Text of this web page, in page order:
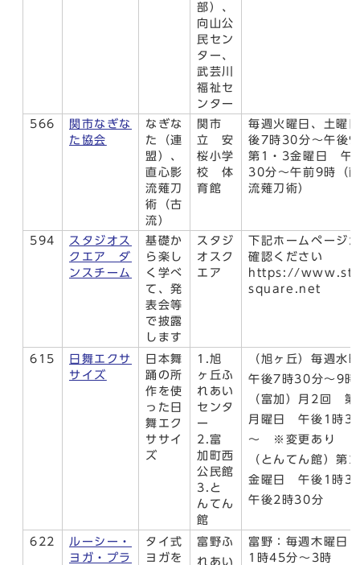
部）、
向山公
民セン
ター、
武芸川
福祉セ
ンター
566
関市なぎな
た協会
なぎな
た（連
盟）、
直心影
流薙刀
術（古
流）
関市
立 安
桜小学
校 体
育館
毎週火曜日、土曜
後7時30分～午後9
第1・3金曜日 午
30分～午前9時（
流薙刀術）
594
スタジオス
クエア ダ
ンスチーム
基礎か
ら楽し
く学べ
て、発
表会等
で披露
します
スタジ
オスク
エア
下記ホームページ
確認ください
https://
square.net
615
日舞エクサ
サイズ
日本舞
踊の所
作を使
った日
舞エク
ササイ
ズ
1.旭
ヶ丘ふ
れあい
センタ
ー
2.富
加町西
公民館
3.と
んてん
館
（旭ヶ丘）毎週
午後7時30分～9時
（富加）月2回
月曜日 午後1時
～ ※変更あり
（とんてん館）第
金曜日 午後1時
午後2時30分
622
ルーシー・
ヨガ・プラ
タイ式
ヨガを
富野ふ
れあい
富野：毎週木曜日
1時45分〜3時